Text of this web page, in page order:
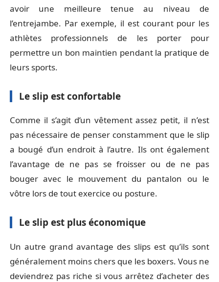
avoir une meilleure tenue au niveau de
l’entrejambe. Par exemple, il est courant pour les
athlètes professionnels de les porter pour
permettre un bon maintien pendant la pratique de
leurs sports.
Le slip est confortable
Comme il s’agit d’un vêtement assez petit, il n’est
pas nécessaire de penser constamment que le slip
a bougé d’un endroit à l’autre. Ils ont également
l’avantage de ne pas se froisser ou de ne pas
bouger avec le mouvement du pantalon ou le
vôtre lors de tout exercice ou posture.
Le slip est plus économique
Un autre grand avantage des slips est qu’ils sont
généralement moins chers que les boxers. Vous ne
deviendrez pas riche si vous arrêtez d’acheter des